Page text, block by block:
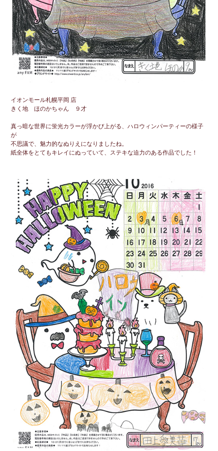
イオンモール札幌平岡 店
きく地 ほのかちゃん ９才
真っ暗な世界に蛍光カラーが浮かび上がる、ハロウィンパーティーの様子
が
不思議で、魅力的なぬりえになりましたね。
紙全体をとてもキレイにぬっていて、ステキな迫力のある作品でした！